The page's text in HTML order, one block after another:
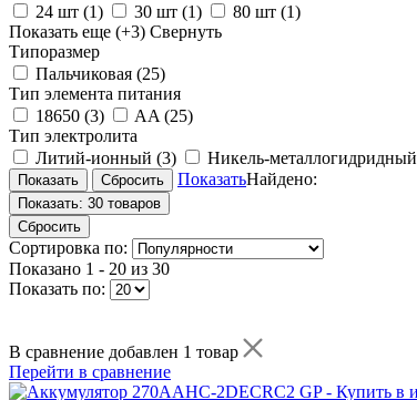
24 шт (1) 30 шт (1) 80 шт (1)
Показать еще (+3) Свернуть
Типоразмер
Пальчиковая (25)
Тип элемента питания
18650 (3) AA (25)
Тип электролита
Литий-ионный (3) Никель-металлогидридный
ПоказатьНайдено:
Показать: 30 товаров
Сбросить
Сортировка по:
Показано 1 - 20 из 30
Показать по:
В сравнение добавлен 1 товар
Перейти в сравнение